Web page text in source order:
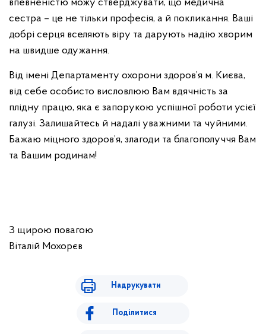
впевненістю можу стверджувати, що медична
сестра – це не тільки професія, а й покликання. Ваші
добрі серця вселяють віру та дарують надію хворим
на швидше одужання.
Від імені Департаменту охорони здоров’я м. Києва,
від себе особисто висловлюю Вам вдячність за
плідну працю, яка є запорукою успішної роботи усієї
галузі. Залишайтесь й надалі уважними та чуйними.
Бажаю міцного здоров’я, злагоди та благополуччя Вам
та Вашим родинам!
З щирою повагою
Віталій Мохорєв
Надрукувати
Поділитися